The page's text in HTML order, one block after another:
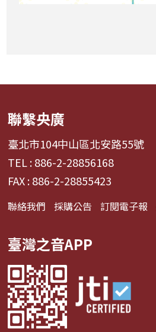
聯繫央廣
臺北市104中山區北安路55號
TEL : 886-2-28856168
FAX : 886-2-28855423
聯絡我們 採購公告 訂閱電子報
臺灣之音APP